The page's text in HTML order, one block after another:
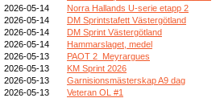
2026-05-14
Norra Hallands U-serie etapp 2
2026-05-14
DM Sprintstafett Västergötland
2026-05-14
DM Sprint Västergötland
2026-05-14
Hammarslaget, medel
2026-05-13
PAOT 2_Meyrargues
2026-05-13
KM Sprint 2026
2026-05-13
Garnisionsmästerskap A9 dag
2026-05-13
Veteran OL #1